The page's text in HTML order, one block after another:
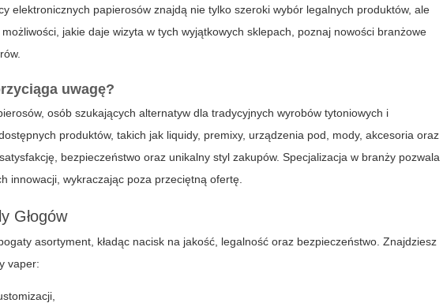
elektronicznych papierosów znajdą nie tylko szeroki wybór legalnych produktów, ale
jakie daje wizyta w tych wyjątkowych sklepach, poznaj nowości branżowe
uwagę?
osób szukających alternatyw dla tradycyjnych wyrobów tytoniowych i
produktów, takich jak liquidy, premixy, urządzenia pod, mody, akcesoria oraz
bezpieczeństwo oraz unikalny styl zakupów. Specjalizacja w branży pozwala
innowacji, wykraczając poza przeciętną ofertę.
Głogów
asortyment, kładąc nacisk na jakość, legalność oraz bezpieczeństwo. Znajdziesz
vaper: